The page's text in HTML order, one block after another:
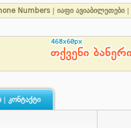
Numbers იაფი ავიაბილეთები
| კონტაქტი